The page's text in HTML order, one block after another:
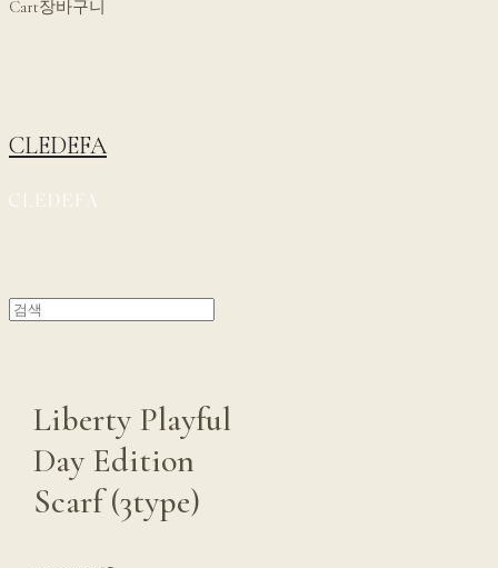
Cart장바구니
CLEDEFA
Liberty Playful
Day Edition
Scarf (3type)